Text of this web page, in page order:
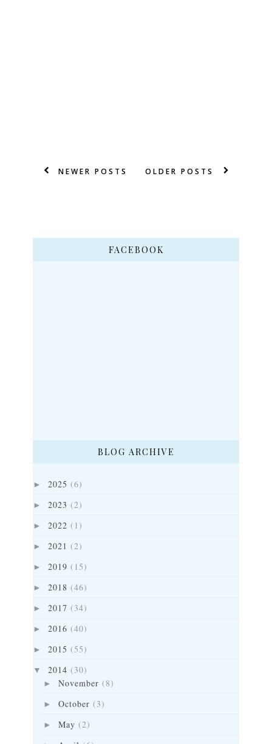
NEWER POSTS OLDER POSTS
FACEBOOK
BLOG ARCHIVE
► 2025 (6)
► 2023 (2)
► 2022 (1)
► 2021 (2)
► 2019 (15)
► 2018 (46)
► 2017 (34)
► 2016 (40)
► 2015 (55)
▼ 2014 (30)
► November (8)
► October (3)
► May (2)